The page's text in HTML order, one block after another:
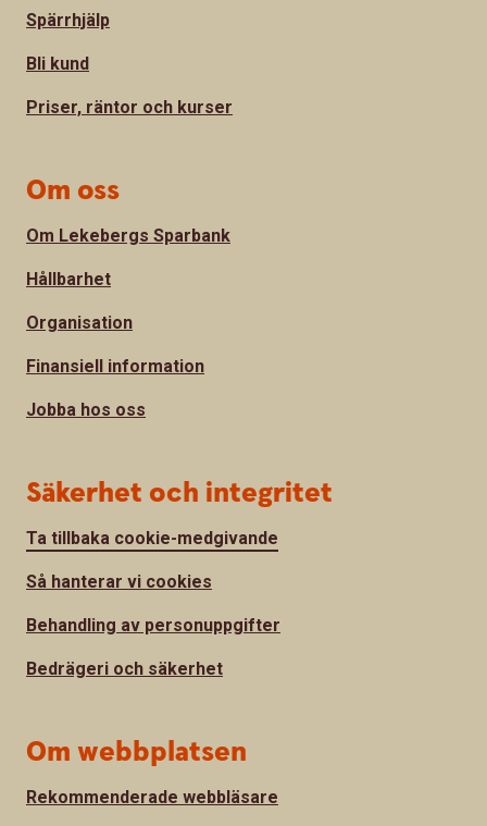
Spärrhjälp
Bli kund
Priser, räntor och kurser
Om oss
Om Lekebergs Sparbank
Hållbarhet
Organisation
Finansiell information
Jobba hos oss
Säkerhet och integritet
Ta tillbaka cookie-medgivande
Så hanterar vi cookies
Behandling av personuppgifter
Bedrägeri och säkerhet
Om webbplatsen
Rekommenderade webbläsare